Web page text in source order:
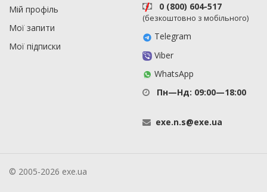
Мій профіль
Мої запити
Мої підписки
0 (800) 604-517
(безкоштовно з мобільного)
Telegram
Viber
WhatsApp
Пн—Нд: 09:00—18:00
exe.n.s@exe.ua
© 2005-2026 exe.ua